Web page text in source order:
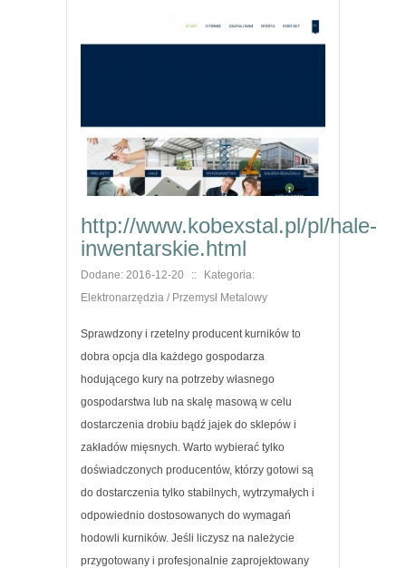
http://www.kobexstal.pl/pl/hale-
inwentarskie.html
Dodane: 2016-12-20 ::
Kategoria:
Elektronarzędzia / Przemysł Metalowy
Sprawdzony i rzetelny producent kurników to
dobra opcja dla każdego gospodarza
hodującego kury na potrzeby własnego
gospodarstwa lub na skalę masową w celu
dostarczenia drobiu bądź jajek do sklepów i
zakładów mięsnych. Warto wybierać tylko
doświadczonych producentów, którzy gotowi są
do dostarczenia tylko stabilnych, wytrzymałych i
odpowiednio dostosowanych do wymagań
hodowli kurników. Jeśli liczysz na należycie
przygotowany i profesjonalnie zaprojektowany